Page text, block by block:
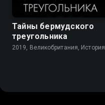
Тайны бермудского
треугольника
2019, Великобритания, История